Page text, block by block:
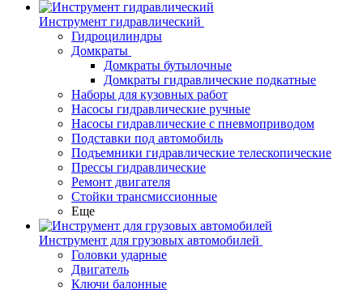
Инструмент гидравлический
Гидроцилиндры
Домкраты
Домкраты бутылочные
Домкраты гидравлические подкатные
Наборы для кузовных работ
Насосы гидравлические ручные
Насосы гидравлические с пневмоприводом
Подставки под автомобиль
Подъемники гидравлические телескопические
Прессы гидравлические
Ремонт двигателя
Стойки трансмиссионные
Еще
Инструмент для грузовых автомобилей
Головки ударные
Двигатель
Ключи балонные